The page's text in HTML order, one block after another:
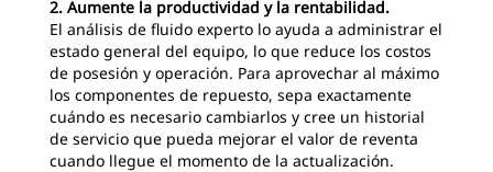
2. Aumente la productividad y la rentabilidad.
El análisis de fluido experto lo ayuda a administrar el
estado general del equipo, lo que reduce los costos
de posesión y operación. Para aprovechar al máximo
los componentes de repuesto, sepa exactamente
cuándo es necesario cambiarlos y cree un historial
de servicio que pueda mejorar el valor de reventa
cuando llegue el momento de la actualización.